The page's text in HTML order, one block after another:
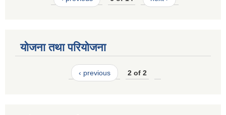
योजना तथा परियोजना
‹ previous 2 of 2